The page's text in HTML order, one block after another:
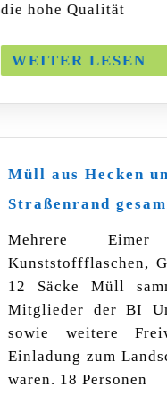
die hohe Qualität
WEITER LESEN
Müll aus Hecken
Straßenrand
Mehrere
Kunststoffflaschen,
12 Säcke Müll
Mitglieder der BI
sowie weitere
Einladung zum
waren. 18 Personen